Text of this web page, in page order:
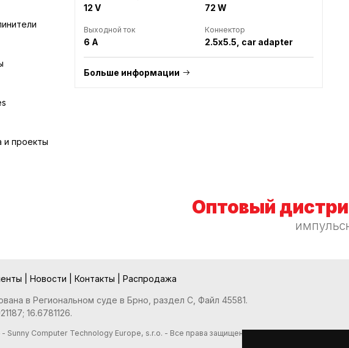
и проекты
12 V 72 W
Выходной ток
6 A
Коннектор
2.5x5.5, car adapter
Больше информации
Оптовый
Новости Контакты Распродажа
в Региональном суде в Брно, раздел С, Файл 45581.
16.6781126.
- Sunny Computer Technology Europe, s.r.o. - Все права защищены